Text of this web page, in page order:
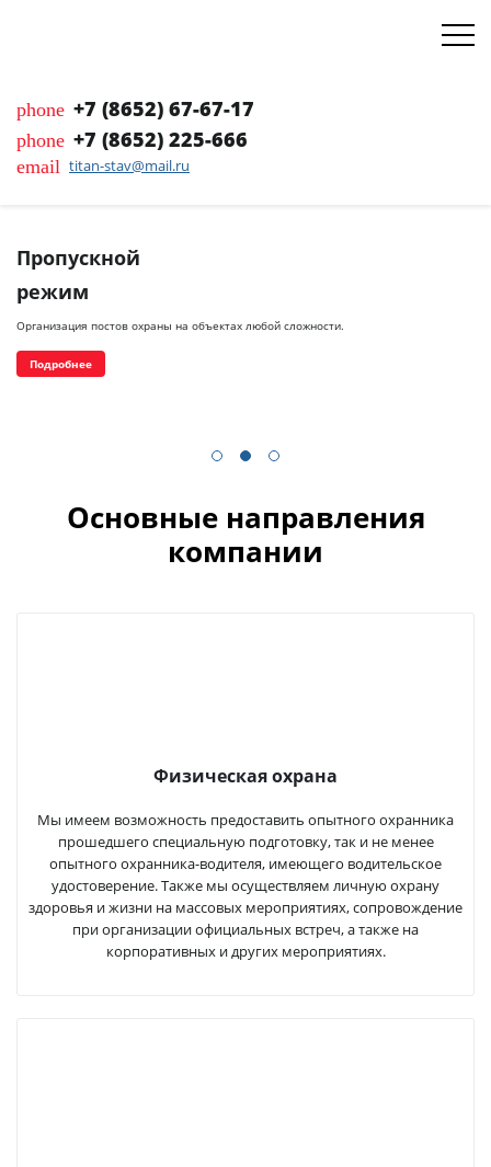
phone +7 (8652) 67-67-17
phone +7 (8652) 225-666
email titan-stav@mail.ru
Пропускной
режим
Организация постов охраны на объектах любой сложности.
Подробнее
Основные направления
компании
Физическая охрана
Мы имеем возможность предоставить опытного охранника
прошедшего специальную подготовку, так и не менее
опытного охранника-водителя, имеющего водительское
удостоверение. Также мы осуществляем личную охрану
здоровья и жизни на массовых мероприятиях, сопровождение
при организации официальных встреч, а также на
корпоративных и других мероприятиях.